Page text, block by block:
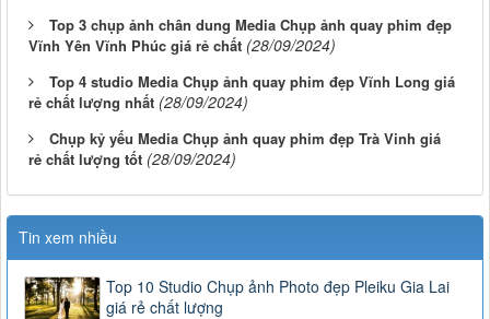
Top 3 chụp ảnh chân dung Media Chụp ảnh quay phim đẹp
Vĩnh Yên Vĩnh Phúc giá rẻ chất (28/09/2024)
Top 4 studio Media Chụp ảnh quay phim đẹp Vĩnh Long giá
rẻ chất lượng nhất (28/09/2024)
Chụp kỷ yếu Media Chụp ảnh quay phim đẹp Trà Vinh giá
rẻ chất lượng tốt (28/09/2024)
Tin xem nhiều
Top 10 Studio Chụp ảnh Photo đẹp Pleiku Gia Lai
giá rẻ chất lượng